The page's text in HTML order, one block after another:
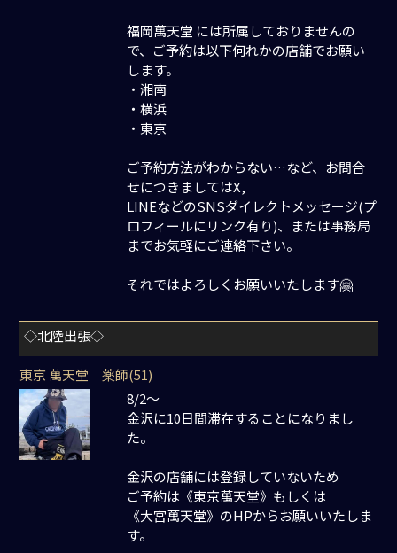
福岡萬天堂 には所属しておりませんの
で、ご予約は以下何れかの店舗でお願い
します。
・湘南
・横浜
・東京
ご予約方法がわからない…など、お問合
せにつきましてはX,
LINEなどのSNSダイレクトメッセージ(プ
ロフィールにリンク有り)、または事務局
までお気軽にご連絡下さい。
それではよろしくお願いいたします🤗
◇北陸出張◇
東京 萬天堂 薬師(51)
8/2～
金沢に10日間滞在することになりまし
た。
金沢の店舗には登録していないため
ご予約は《東京萬天堂》もしくは
《大宮萬天堂》のHPからお願いいたしま
す。